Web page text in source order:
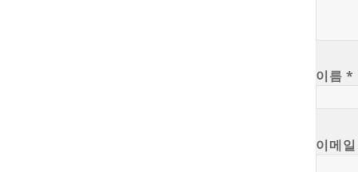
이름*
이메